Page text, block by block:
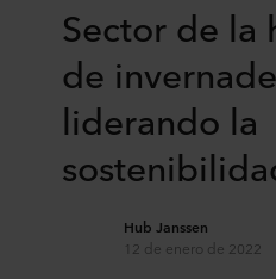
Sector de la
de
liderando la
Hub Janssen
12 de enero de 2022